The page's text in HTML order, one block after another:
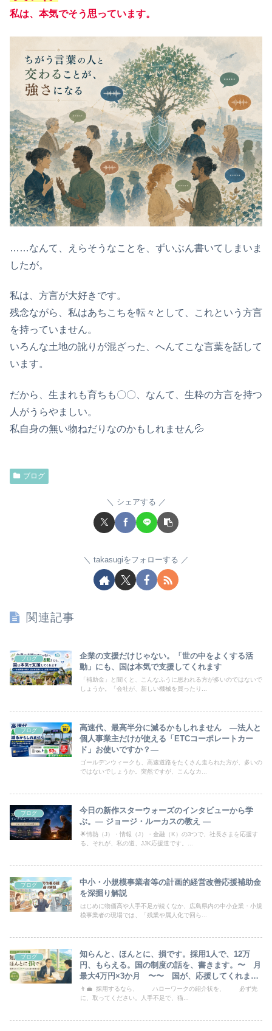
私は、本気でそう思っています。
……なんて、えらそうなことを、ずいぶん書いてしまいま
したが。
私は、方言が大好きです。
残念ながら、私はあちこちを転々として、これという方言
を持っていません。
いろんな土地の訛りが混ざった、へんてこな言葉を話して
います。
だから、生まれも育ちも〇〇、なんて、生粋の方言を持つ
人がうらやましい。
私自身の無い物ねだりなのかもしれません💦
ブログ
シェアする
takasugiをフォローする
関連記事
ブログ
企業の支援だけじゃない。「世の中をよくする活
動」にも、国は本気で支援してくれます
「補助金」と聞くと、こんなふうに思われる方が多いのではないで
しょうか。「会社が、新しい機械を買ったり...
ブログ
高速代、最高半分に減るかもしれません ―法人と
個人事業主だけが使える「ETCコーポレートカー
ド」お使いですか？―
ゴールデンウィークも、高速道路をたくさん走られた方が、多いの
ではないでしょうか。突然ですが、こんなカ...
ブログ
今日の新作スターウォーズのインタビューから学
ぶ。― ジョージ・ルーカスの教え ―
🌟情熱（J）・情報（J）・金融（K）の3つで、社長さまを応援す
る。それが、私の道、JJK応援道です。...
ブログ
中小・小規模事業者等の計画的経営改善応援補助金
を深掘り解説
はじめに物価高や人手不足が続くなか、広島県内の中小企業・小規
模事業者の現場では、「残業や属人化で回ら...
ブログ
知らんと、ほんとに、損です。採用1人で、12万
円、もらえる。国の制度の話を、書きます。〜 月
最大4万円×3か月 〜〜 国が、応援してくれま
す 〜
👨‍💼 採用するなら、 ハローワークの紹介状を、 必ず先
に、取ってください。人手不足で、猫...